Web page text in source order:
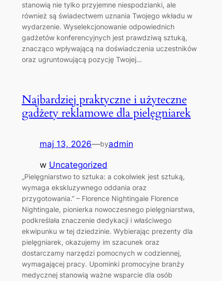
stanowią nie tylko przyjemne niespodzianki, ale
również są świadectwem uznania Twojego wkładu w
wydarzenie. Wyselekcjonowanie odpowiednich
gadżetów konferencyjnych jest prawdziwą sztuką,
znacząco wpływającą na doświadczenia uczestników
oraz ugruntowującą pozycję Twojej…
Najbardziej praktyczne i użyteczne
gadżety reklamowe dla pielęgniarek
maj 13, 2026—byadmin
w Uncategorized
„Pielęgniarstwo to sztuka: a cokolwiek jest sztuką,
wymaga ekskluzywnego oddania oraz
przygotowania.” – Florence Nightingale Florence
Nightingale, pionierka nowoczesnego pielęgniarstwa,
podkreślała znaczenie dedykacji i właściwego
ekwipunku w tej dziedzinie. Wybierając prezenty dla
pielęgniarek, okazujemy im szacunek oraz
dostarczamy narzędzi pomocnych w codziennej,
wymagającej pracy. Upominki promocyjne branży
medycznej stanowią ważne wsparcie dla osób